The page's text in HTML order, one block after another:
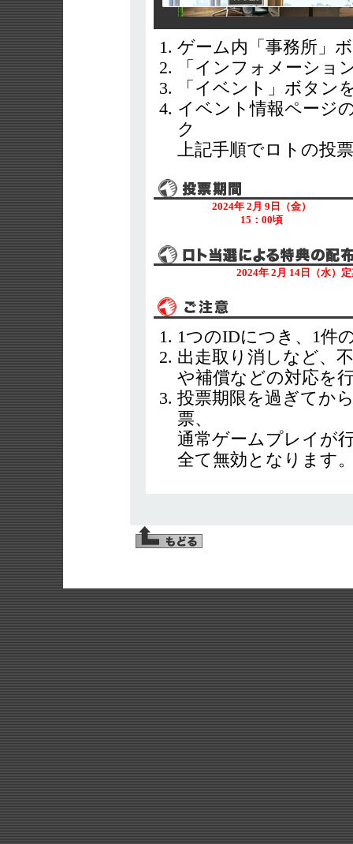
ゲーム内「事務所」
「インフォメーショ
「イベント」ボタン
イベント情報ページ
ク
上記手順でロトの投
2024年 2月 9日（金）
15：00頃
2024年 2月 14日（水）
1つのIDにつき、1件
出走取り消しなど、
や補償などの対応を
投票期限を過ぎてか
票、
通常ゲームプレイが
全て無効となります